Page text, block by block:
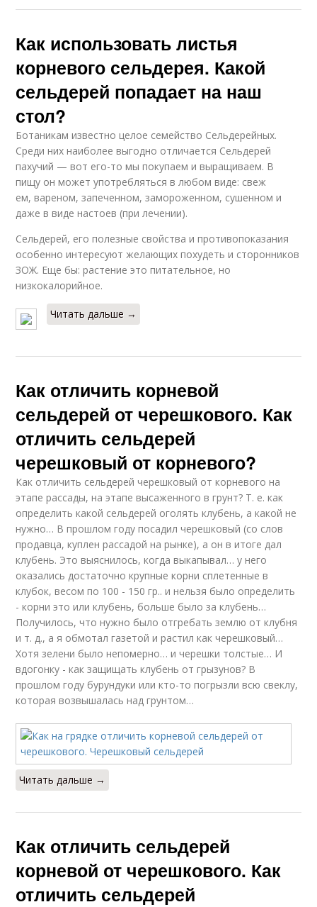
Как использовать листья
корневого сельдерея. Какой
сельдерей попадает на наш
стол?
Ботаникам известно целое семейство Сельдерейных.
Среди них наиболее выгодно отличается Сельдерей
пахучий — вот его-то мы покупаем и выращиваем. В
пищу он может употребляться в любом виде: свеж
ем, вареном, запеченном, замороженном, сушенном и
даже в виде настоев (при лечении).
Сельдерей, его полезные свойства и противопоказания
особенно интересуют желающих похудеть и сторонников
ЗОЖ. Еще бы: растение это питательное, но
низкокалорийное.
Читать дальше →
Как отличить корневой
сельдерей от черешкового. Как
отличить сельдерей
черешковый от корневого?
Как отличить сельдерей черешковый от корневого на
этапе рассады, на этапе высаженного в грунт? Т. е. как
определить какой сельдерей оголять клубень, а какой не
нужно… В прошлом году посадил черешковый (со слов
продавца, куплен рассадой на рынке), а он в итоге дал
клубень. Это выяснилось, когда выкапывал… у него
оказались достаточно крупные корни сплетенные в
клубок, весом по 100 - 150 гр.. и нельзя было определить
- корни это или клубень, больше было за клубень…
Получилось, что нужно было отгребать землю от клубня
и т. д., а я обмотал газетой и растил как черешковый…
Хотя зелени было непомерно… и черешки толстые… И
вдогонку - как защищать клубень от грызунов? В
прошлом году бурундуки или кто-то погрызли всю свеклу,
которая возвышалась над грунтом…
Читать дальше →
Как отличить сельдерей
корневой от черешкового. Как
отличить сельдерей